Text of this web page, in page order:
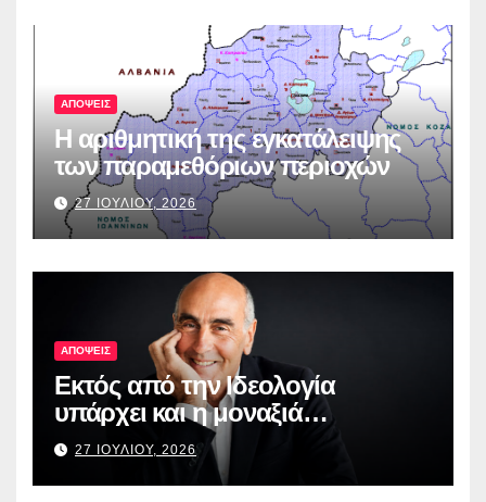
ΑΠΟΨΕΙΣ
Η αριθμητική της εγκατάλειψης
των παραμεθόριων περιοχών
27 ΙΟΥΛΙΟΥ, 2026
ΑΠΟΨΕΙΣ
Εκτός από την Ιδεολογία
υπάρχει και η μοναξιά…
27 ΙΟΥΛΙΟΥ, 2026